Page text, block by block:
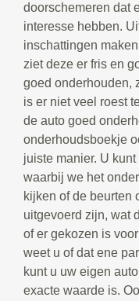
doorschemeren dat
interesse hebben.
inschattingen
ziet deze er fris en
goed onderhouden,
is er niet veel roest
de auto goed
onderhoudsboekje
juiste manier. U
waarbij we het
kijken of de beurten
uitgevoerd zijn, wat
of er gekozen is
weet u of dat ene
kunt u uw eigen
exacte waarde is.